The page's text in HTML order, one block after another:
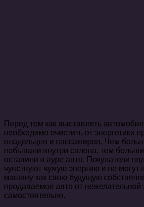
Перед тем как выставлять
необходимо очистить от энергетики
владельцев и пассажиров. Чем
побывали внутри салона, тем
оставили в ауре авто. Покупатели
чувствуют чужую энергию и не могут
машину как свою будущую
продаваемое авто от
самостоятельно.